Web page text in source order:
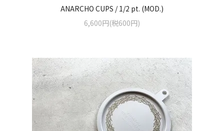
ANARCHO CUPS / 1/2 pt. (MOD.)
6,600円(税600円)